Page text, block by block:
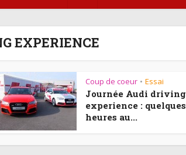
EXPERIENCE
Coup de coeur • Essai
Journée Audi driving
experience : quelques
heures au...